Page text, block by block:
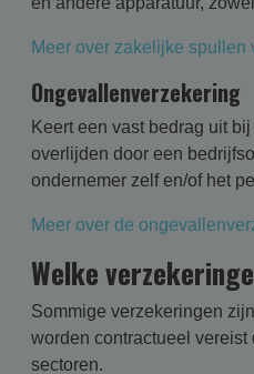
Meer over zakelijke spullen
Ongevallenverzekering
Keert een vast bedrag uit
overlijden door een
ondernemer zelf en/of het
Meer over de
Welke
Sommige verzekeringen
worden contractueel vereist
sectoren.